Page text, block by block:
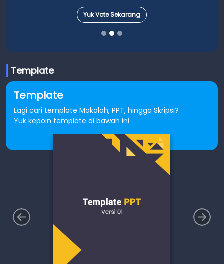
Yuk Vote Sekarang
Template
Template
Lagi cari template Makalah, PPT, hingga Skripsi?
Yuk kepoin template di bawah ini